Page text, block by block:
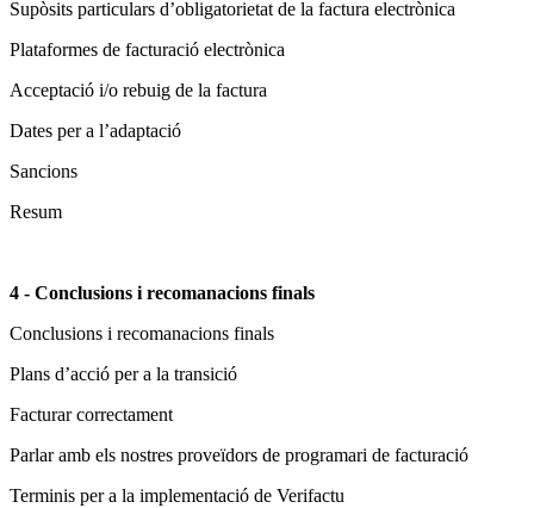
Supòsits particulars d’obligatorietat de la factura electrònica
Plataformes de facturació electrònica
Acceptació i/o rebuig de la factura
Dates per a l’adaptació
Sancions
Resum
4 - Conclusions i recomanacions finals
Conclusions i recomanacions finals
Plans d’acció per a la transició
Facturar correctament
Parlar amb els nostres proveïdors de programari de facturació
Terminis per a la implementació de Verifactu